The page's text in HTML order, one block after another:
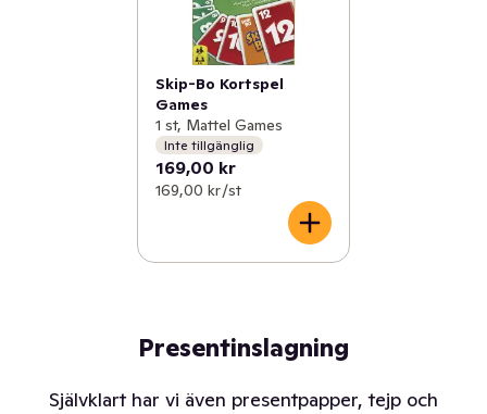
Skip-Bo Kortspel
Games
1 st, Mattel Games
Inte tillgänglig
169,00 kr
169,00 kr /st
Presentinslagning
Självklart har vi även presentpapper, tejp och